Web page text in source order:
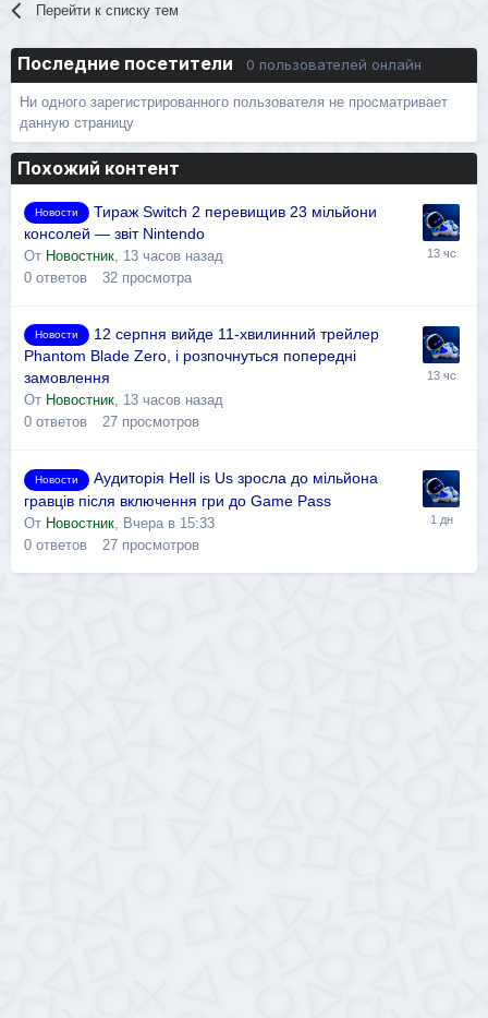
Перейти к списку тем
Последние посетители 0 пользователей онлайн
Ни одного зарегистрированного пользователя не просматривает
данную страницу
Похожий контент
Новости
Тираж Switch 2 перевищив 23 мільйони
консолей — звіт Nintendo
От Новостник 13 часов назад
0 ответов 32 просмотра
Новости
12 серпня вийде 11-хвилинний трейлер
Phantom Blade Zero, і розпочнуться попередні
замовлення
От Новостник, 13 часов назад
0 ответов 27 просмотров
Новости
Аудиторія Hell is Us зросла до мільйона
гравців після включення гри до Game Pass
От Новостник Вчера в 15:33
0 ответов 27 просмотров